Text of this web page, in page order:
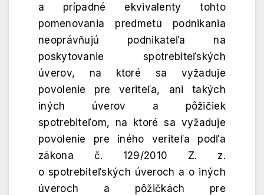
a prípadné ekvivalenty tohto
pomenovania predmetu podnikania
neoprávňujú podnikateľa na
poskytovanie spotrebiteľských
úverov, na ktoré sa vyžaduje
povolenie pre veriteľa, ani takých
iných úverov a pôžičiek
spotrebiteľom, na ktoré sa vyžaduje
povolenie pre iného veriteľa podľa
zákona č. 129/2010 Z. z.
o spotrebiteľských úveroch a o iných
úveroch a pôžičkách pre